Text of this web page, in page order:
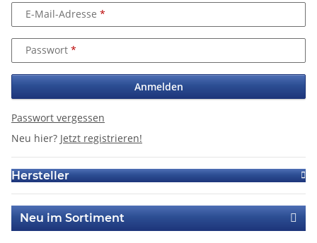
E-Mail-Adresse
Passwort
Anmelden
Passwort vergessen
Neu hier? Jetzt registrieren!
Hersteller
Neu im Sortiment